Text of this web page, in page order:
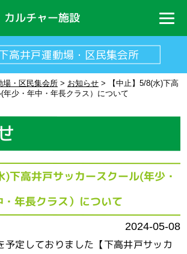
ルチャー施設
高井戸運動場・区民集会所
場・区民集会所> お知らせ>
【中止】5/8(水)下高
年少・年中・年長クラス）について
)下高井戸サッカースクール(年少・
・年長クラス）について
2024-05-08
定しておりました【下高井戸サッカ